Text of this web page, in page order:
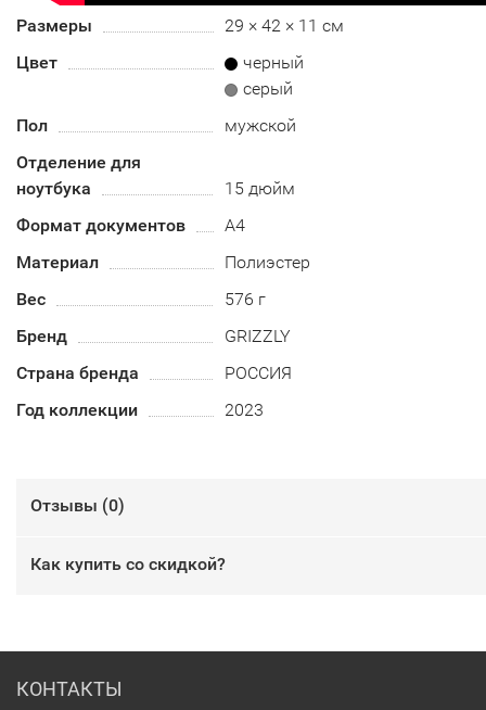
Размеры
29 × 42 × 11 см
Цвет
черный
серый
Пол
мужской
Отделение для
ноутбука
15 дюйм
Формат документов
A4
Материал
Полиэстер
Вес
576 г
Бренд
GRIZZLY
Страна бренда
РОССИЯ
Год коллекции
2023
Отзывы (0)
Как купить со скидкой?
КОНТАКТЫ